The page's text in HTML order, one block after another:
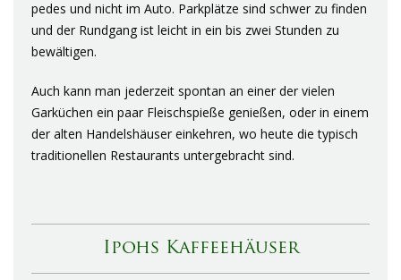
pedes und nicht im Auto. Parkplätze sind schwer zu finden
und der Rundgang ist leicht in ein bis zwei Stunden zu
bewältigen.
Auch kann man jederzeit spontan an einer der vielen
Garküchen ein paar Fleischspieße genießen, oder in einem
der alten Handelshäuser einkehren, wo heute die typisch
traditionellen Restaurants untergebracht sind.
Ipohs Kaffeehäuser